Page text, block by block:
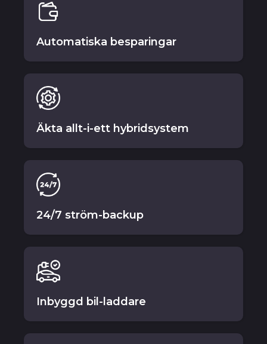
Automatiska besparingar
Äkta allt-i-ett hybridsystem
24/7 ström-backup
Inbyggd bil-laddare